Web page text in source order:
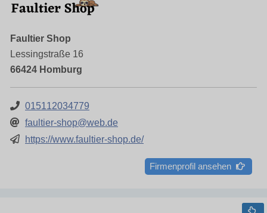
Faultier Shop
Lessingstraße 16
66424 Homburg
015112034779
faultier-shop@web.de
https://www.faultier-shop.de/
Firmenprofil ansehen